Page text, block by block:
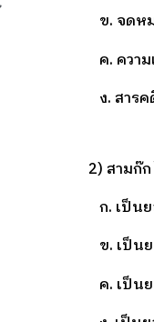
ข. จดห
ค. ควา
ง. สาร
2) สามก๊
ก. เป็น
ข. เป็น
ค. เป็น